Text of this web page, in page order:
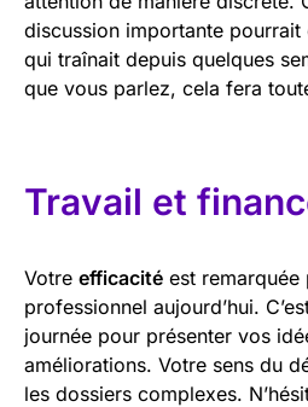
discussion importante
qui traînait depuis quelques
que vous parlez, cela fera
Travail et
Votre efficacité est
professionnel aujourd’hui.
journée pour présenter vos
améliorations. Votre sens du
les dossiers complexes.